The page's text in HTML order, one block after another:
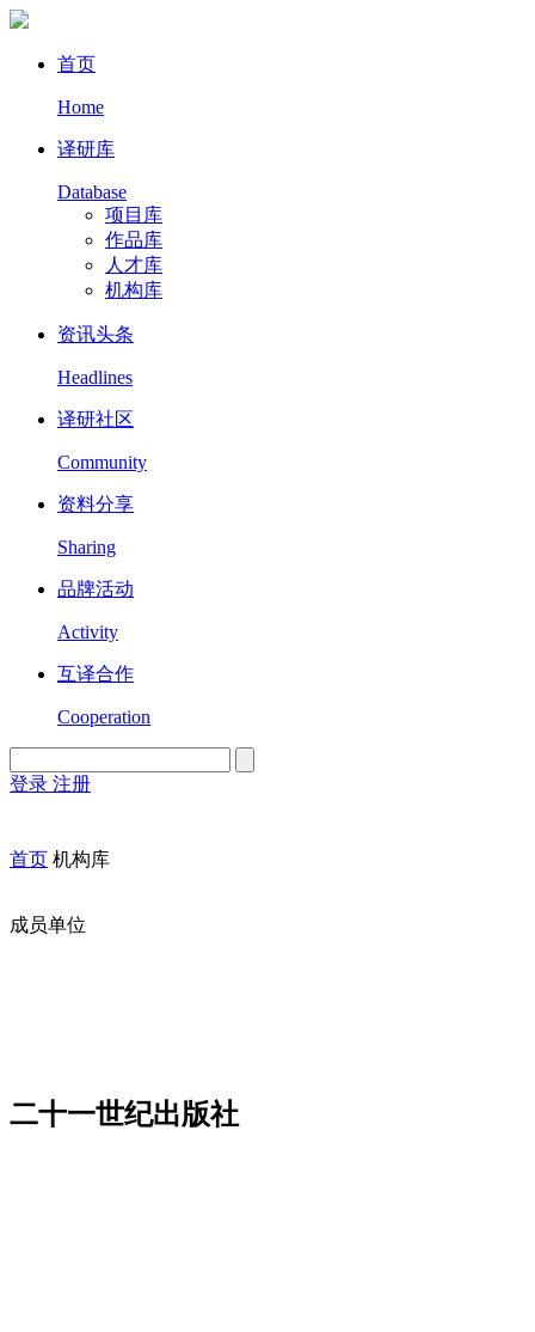
首页
Home
译研库
Database
项目库
作品库
人才库
机构库
资讯头条
Headlines
译研社区
Community
资料分享
Sharing
品牌活动
Activity
互译合作
Cooperation
登录 注册
首页 机构库
成员单位
二十一世纪出版社